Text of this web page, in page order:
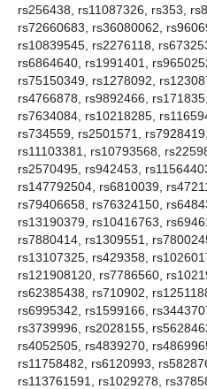
rs256438, rs11087326, rs353,
rs72660683, rs36080062,
rs10839545, rs2276118,
rs6864640, rs1991401,
rs75150349, rs1278092,
rs4766878, rs9892466,
rs7634084, rs10218285,
rs734559, rs2501571,
rs11103381, rs10793568,
rs2570495, rs942453,
rs147792504, rs6810039,
rs79406658, rs76324150,
rs13190379, rs10416763,
rs7880414, rs1309551,
rs13107325, rs429358,
rs121908120, rs7786560,
rs62385438, rs710902,
rs6995342, rs1599166,
rs3739996, rs2028155,
rs4052505, rs4839270,
rs11758482, rs6120993,
rs113761591, rs1029278,